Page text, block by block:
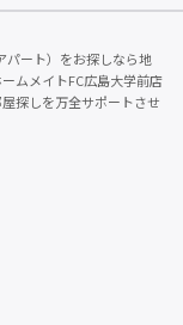
パート）をお探しなら地
ムメイトFC広島大学前店
探しを万全サポートさせ